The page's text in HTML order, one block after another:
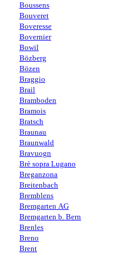
Boussens
Bouveret
Boveresse
Bovernier
Bowil
Bözberg
Bözen
Braggio
Brail
Bramboden
Bramois
Bratsch
Braunau
Braunwald
Bravuogn
Brè sopra Lugano
Breganzona
Breitenbach
Bremblens
Bremgarten AG
Bremgarten b. Bern
Brenles
Breno
Brent